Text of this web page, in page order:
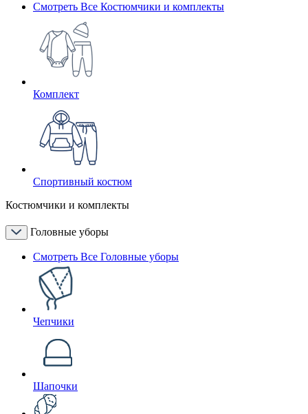
Смотреть Все Костюмчики и комплекты
Комплект
Спортивный костюм
Костюмчики и комплекты
Головные уборы
Смотреть Все Головные уборы
Чепчики
Шапочки